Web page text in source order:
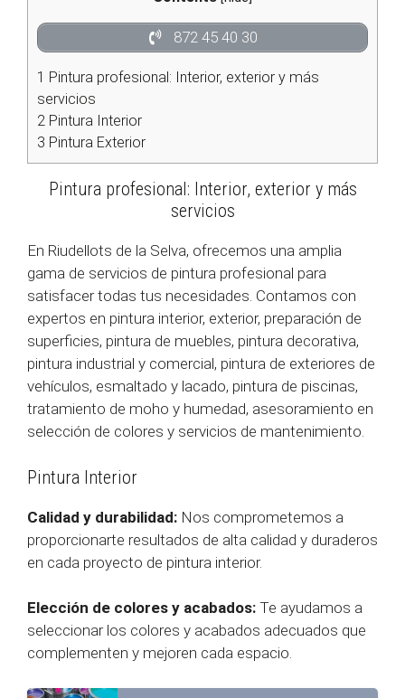
872 45 40 30
1 Pintura profesional: Interior, exterior y más
servicios
2 Pintura Interior
3 Pintura Exterior
Pintura profesional: Interior, exterior y más
servicios
En Riudellots de la Selva, ofrecemos una amplia
gama de servicios de pintura profesional para
satisfacer todas tus necesidades. Contamos con
expertos en pintura interior, exterior, preparación de
superficies, pintura de muebles, pintura decorativa,
pintura industrial y comercial, pintura de exteriores de
vehículos, esmaltado y lacado, pintura de piscinas,
tratamiento de moho y humedad, asesoramiento en
selección de colores y servicios de mantenimiento.
Pintura Interior
Calidad y durabilidad: Nos comprometemos a
proporcionarte resultados de alta calidad y duraderos
en cada proyecto de pintura interior.
Elección de colores y acabados: Te ayudamos a
seleccionar los colores y acabados adecuados que
complementen y mejoren cada espacio.